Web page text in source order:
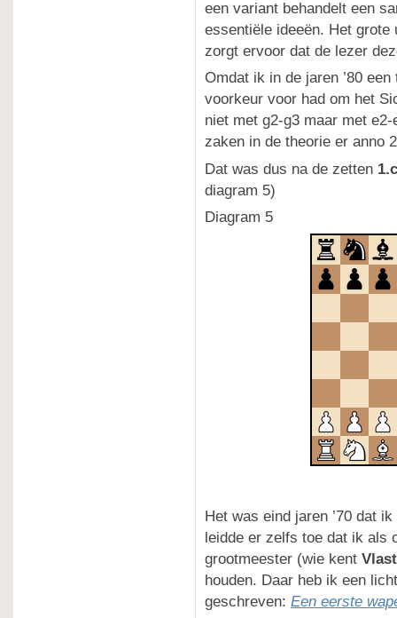
een variant behandelt een
essentiële ideeën. Het
zorgt ervoor dat de lezer
Omdat ik in de jaren ’80
voorkeur voor had om het
niet met g2-g3 maar met
zaken in de theorie er anno
Dat was dus na de zetten
diagram 5)
Diagram 5
Het was eind jaren ’70 dat
leidde er zelfs toe dat ik als
grootmeester (wie kent
houden. Daar heb ik een
geschreven: Een eerste